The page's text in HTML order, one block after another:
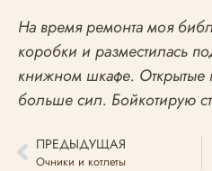
На время ремонта моя
коробки и разместилась
книжном шкафе. Открытые
больше сил. Бойкотирую
ПРЕДЫДУЩАЯ
Очники и котлеты